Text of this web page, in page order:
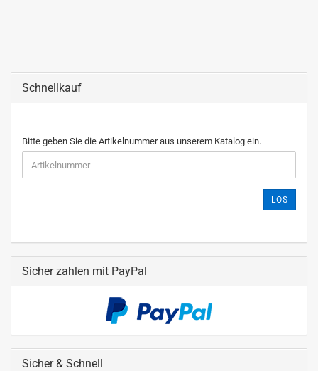
Schnellkauf
Bitte geben Sie die Artikelnummer aus unserem Katalog ein.
LOS
Sicher zahlen mit PayPal
Sicher & Schnell